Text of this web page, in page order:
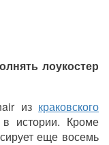
лоукостер
из краковского
истории. Кроме
еще восемь